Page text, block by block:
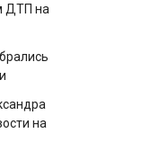
ДТП на
на